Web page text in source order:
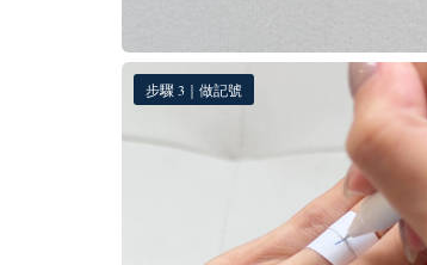
步驟 3｜做記號